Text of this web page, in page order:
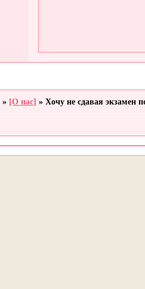
» [О нас] »Хочу не сдавая экзамен